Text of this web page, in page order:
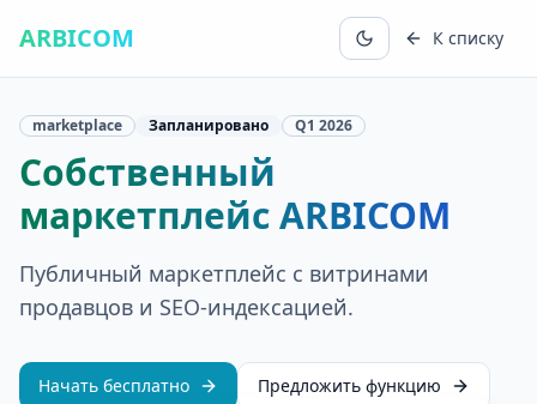
ARBICOM К списку
marketplace Запланировано Q1 2026
Собственный
маркетплейс ARBICOM
Публичный маркетплейс с витринами
продавцов и SEO-индексацией.
Начать бесплатно Предложить функцию